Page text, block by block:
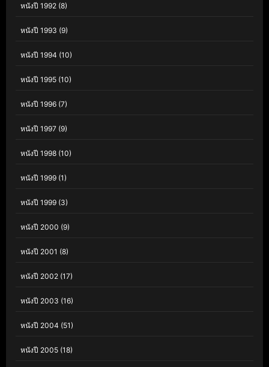
หนังปี 1992 (8)
หนังปี 1993 (9)
หนังปี 1994 (10)
หนังปี 1995 (10)
หนังปี 1996 (7)
หนังปี 1997 (9)
หนังปี 1998 (10)
หนังปี 1999 (1)
หนังปี 1999 (3)
หนังปี 2000 (9)
หนังปี 2001 (8)
หนังปี 2002 (17)
หนังปี 2003 (16)
หนังปี 2004 (51)
หนังปี 2005 (18)